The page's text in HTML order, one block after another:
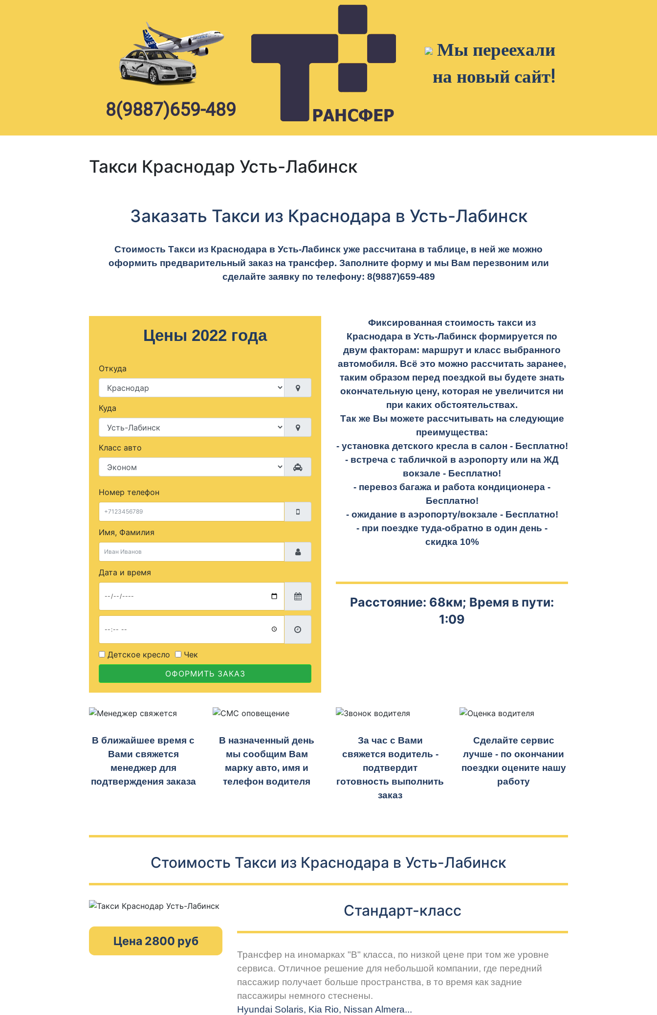
8(9887)659-489
Мы переехали
на новый сайт!
Такси Краснодар Усть-Лабинск
Заказать Такси из Краснодара в Усть-Лабинск
Стоимость Такси из Краснодара в Усть-Лабинск уже рассчитана в таблице, в ней же можно
оформить предварительный заказ на трансфер. Заполните форму и мы Вам перезвоним или
сделайте заявку по телефону: 8(9887)659-489
Цены 2022 года
Откуда
Куда
Класс авто
Номер телефон
Имя, Фамилия
Дата и время
Детское кресло
Чек
ОФОРМИТЬ ЗАКАЗ
Фиксированная стоимость такси из
Краснодара в Усть-Лабинск формируется по
двум факторам: маршрут и класс выбранного
автомобиля. Всё это можно рассчитать заранее,
таким образом перед поездкой вы будете знать
окончательную цену, которая не увеличится ни
при каких обстоятельствах.
Так же Вы можете рассчитывать на следующие
преимущества:
- установка детского кресла в салон - Бесплатно!
- встреча с табличкой в аэропорту или на ЖД
вокзале - Бесплатно!
- перевоз багажа и работа кондиционера -
Бесплатно!
- ожидание в аэропорту/вокзале - Бесплатно!
- при поездке туда-обратно в один день -
скидка 10%
Расстояние: 68км; Время в пути:
1:09
В ближайшее время с
Вами свяжется
менеджер для
подтверждения заказа
В назначенный день
мы сообщим Вам
марку авто, имя и
телефон водителя
За час с Вами
свяжется водитель -
подтвердит
готовность выполнить
заказ
Сделайте сервис
лучше - по окончании
поездки оцените нашу
работу
Стоимость Такси из Краснодара в Усть-Лабинск
Цена 2800 руб
Стандарт-класс
Трансфер на иномарках "В" класса, по низкой цене при том же уровне
сервиса. Отличное решение для небольшой компании, где передний
пассажир получает больше пространства, в то время как задние
пассажиры немного стеснены.
Hyundai Solaris, Kia Rio, Nissan Almera...